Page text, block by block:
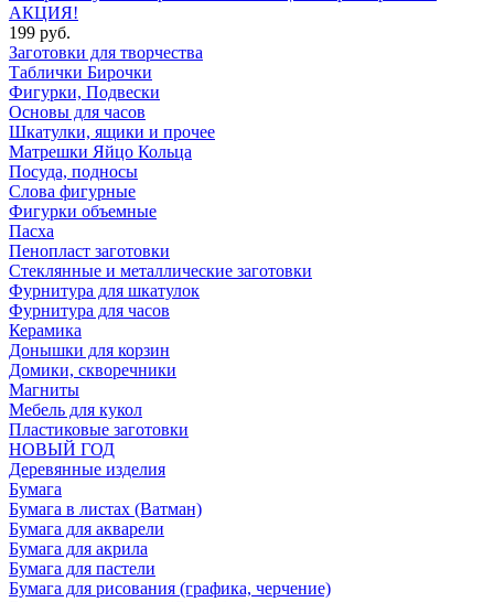
АКЦИЯ!
199 руб.
Заготовки для творчества
Таблички Бирочки
Фигурки, Подвески
Основы для часов
Шкатулки, ящики и прочее
Матрешки Яйцо Кольца
Посуда, подносы
Слова фигурные
Фигурки объемные
Пасха
Пенопласт заготовки
Стеклянные и металлические заготовки
Фурнитура для шкатулок
Фурнитура для часов
Керамика
Донышки для корзин
Домики, скворечники
Магниты
Мебель для кукол
Пластиковые заготовки
НОВЫЙ ГОД
Деревянные изделия
Бумага
Бумага в листах (Ватман)
Бумага для акварели
Бумага для акрила
Бумага для пастели
Бумага для рисования (графика, черчение)